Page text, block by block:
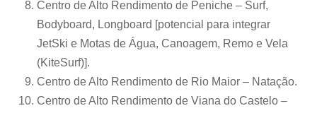
Centro de Alto Rendimento de Peniche – Surf,
Bodyboard, Longboard [potencial para integrar
JetSki e Motas de Água, Canoagem, Remo e Vela
(KiteSurf)].
Centro de Alto Rendimento de Rio Maior – Natação.
Centro de Alto Rendimento de Viana do Castelo –